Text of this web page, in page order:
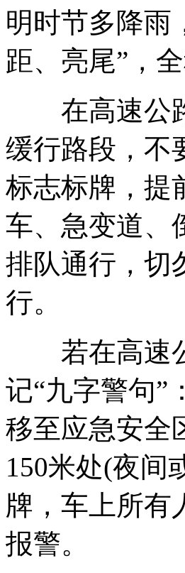
明时节多降雨
距、亮尾”，
在高速公路
缓行路段，不
标志标牌，提
车、急变道、
排队通行，切
行。
若在高速公
记“九字警句”
移至应急安全
150米处(夜间
牌，车上所有
报警。